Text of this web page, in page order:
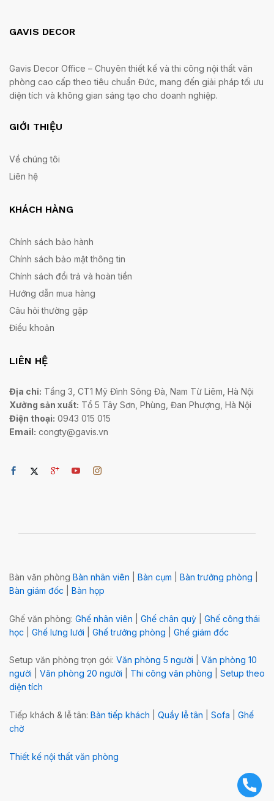
GAVIS DECOR
Gavis Decor Office – Chuyên thiết kế và thi công nội thất văn
phòng cao cấp theo tiêu chuẩn Đức, mang đến giải pháp tối ưu
diện tích và không gian sáng tạo cho doanh nghiệp.
GIỚI THIỆU
Về chúng tôi
Liên hệ
KHÁCH HÀNG
Chính sách bảo hành
Chính sách bảo mật thông tin
Chính sách đổi trả và hoàn tiền
Hướng dẫn mua hàng
Câu hỏi thường gặp
Điều khoản
LIÊN HỆ
Địa chỉ: Tầng 3, CT1 Mỹ Đình Sông Đà, Nam Từ Liêm, Hà Nội
Xưởng sản xuất: Tổ 5 Tây Sơn, Phùng, Đan Phượng, Hà Nội
Điện thoại: 0943 015 015
Email: congty@gavis.vn
Bàn văn phòng Bàn nhân viên Bàn cụm Bàn trưởng phòng
Bàn giám đốc
Bàn họp
Ghế văn phòng: Ghế nhân viên Ghế chân quỳ
Ghế công thái
học
Ghế lưng lưới Ghế trưởng phòng Ghế giám đốc
Setup văn phòng trọn gói: Văn phòng 5 người
Văn phòng 10
người
Văn phòng 20 người Thi công văn phòng
Setup theo
diện tích
Tiếp khách & lễ tân: Bàn tiếp khách Quầy lễ tân Sofa
Ghế
chờ
Thiết kế nội thất văn phòng